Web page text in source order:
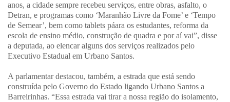
anos, a cidade sempre recebeu serviços, entre obras, asfalto, o
Detran, e programas como ‘Maranhão Livre da Fome’ e ‘Tempo
de Semear’, bem como tablets páara os estudantes, reforma da
escola de ensino médio, construção de quadra e por aí vai”, disse
a deputada, ao elencar alguns dos serviços realizados pelo
Executivo Estadual em Urbano Santos.
A parlamentar destacou, também, a estrada que está sendo
construída pelo Governo do Estado ligando Urbano Santos a
Barreirinhas. “Essa estrada vai tirar a nossa região do isolamento,